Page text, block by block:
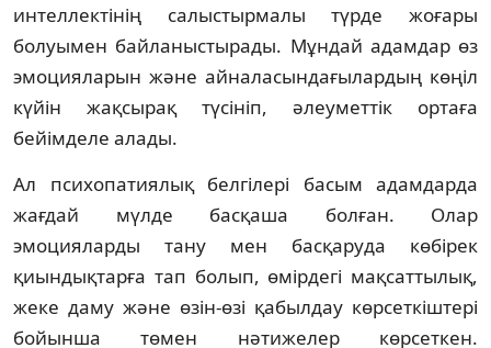
интеллектінің салыстырмалы түрде жоғары
болуымен байланыстырады. Мұндай адамдар өз
эмоцияларын және айналасындағылардың көңіл
күйін жақсырақ түсініп, әлеуметтік ортаға
бейімделе алады.
Ал психопатиялық белгілері басым адамдарда
жағдай мүлде басқаша болған. Олар
эмоцияларды тану мен басқаруда көбірек
қиындықтарға тап болып, өмірдегі мақсаттылық,
жеке даму және өзін-өзі қабылдау көрсеткіштері
бойынша төмен нәтижелер көрсеткен.